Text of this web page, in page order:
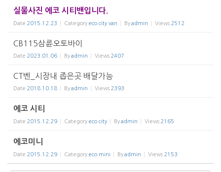
실물사진 에코 시티밴입니다.
Date 2015.12.23 Category eco city van Byadmin Views 2512
CB115삼륜오토바이
Date 2023.01.06 Byadmin Views 2407
CT벤_시장내 좁은곳 배달가능
Date 2018.10.18 Byadmin Views 2393
에코 시티
Date 2015.12.29 Category eco city Byadmin Views 2165
에코미니
Date 2015.12.29 Category eco mini Byadmin Views 2153